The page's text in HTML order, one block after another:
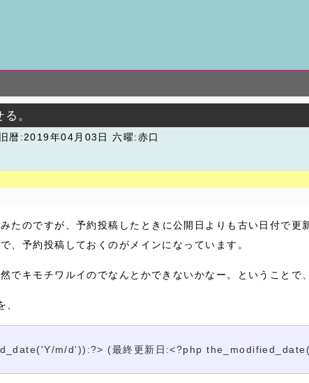
。
旧暦:2019年04月03日 六曜:赤口
たのですが、予約投稿したときに公開日よりも古い日付で
、予約投稿しておくのがメインになっています。
でキモチワルイのでなんとかできないかなー。ということで
、
m/d')):?> (最終更新日:<?php